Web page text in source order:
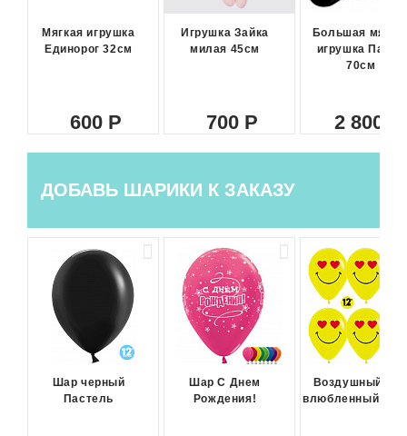
Мягкая игрушка
Единорог 32см
600
Игрушка Зайка
милая 45см
700
Большая
игрушка Панда
70см
2 800
ДОБАВЬ ШАРИКИ К ЗАКАЗУ
Шар черный
Пастель
Шар С Днем
Рождения!
Воздушный
влюбленный